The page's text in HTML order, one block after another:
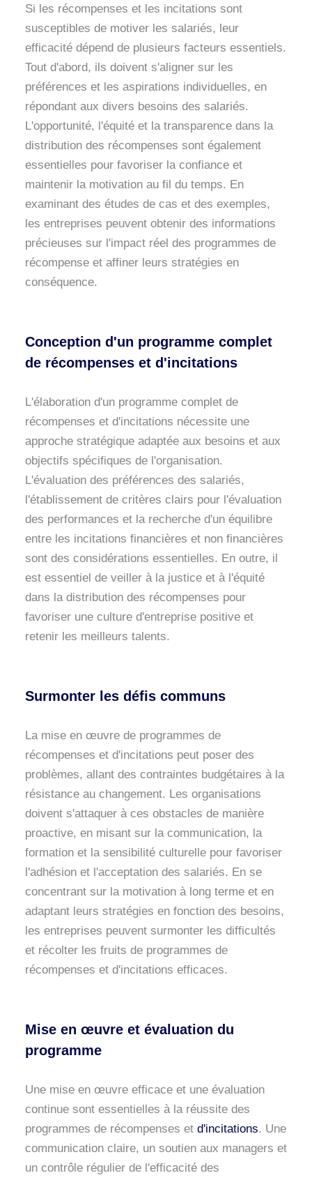
Si les récompenses et les incitations sont
susceptibles de motiver les salariés, leur
efficacité dépend de plusieurs facteurs essentiels.
Tout d'abord, ils doivent s'aligner sur les
préférences et les aspirations individuelles, en
répondant aux divers besoins des salariés.
L'opportunité, l'équité et la transparence dans la
distribution des récompenses sont également
essentielles pour favoriser la confiance et
maintenir la motivation au fil du temps. En
examinant des études de cas et des exemples,
les entreprises peuvent obtenir des informations
précieuses sur l'impact réel des programmes de
récompense et affiner leurs stratégies en
conséquence.
Conception d'un programme complet
de récompenses et d'incitations
L'élaboration d'un programme complet de
récompenses et d'incitations nécessite une
approche stratégique adaptée aux besoins et aux
objectifs spécifiques de l'organisation.
L'évaluation des préférences des salariés,
l'établissement de critères clairs pour l'évaluation
des performances et la recherche d'un équilibre
entre les incitations financières et non financières
sont des considérations essentielles. En outre, il
est essentiel de veiller à la justice et à l'équité
dans la distribution des récompenses pour
favoriser une culture d'entreprise positive et
retenir les meilleurs talents.
Surmonter les défis communs
La mise en œuvre de programmes de
récompenses et d'incitations peut poser des
problèmes, allant des contraintes budgétaires à la
résistance au changement. Les organisations
doivent s'attaquer à ces obstacles de manière
proactive, en misant sur la communication, la
formation et la sensibilité culturelle pour favoriser
l'adhésion et l'acceptation des salariés. En se
concentrant sur la motivation à long terme et en
adaptant leurs stratégies en fonction des besoins,
les entreprises peuvent surmonter les difficultés
et récolter les fruits de programmes de
récompenses et d'incitations efficaces.
Mise en œuvre et évaluation du
programme
Une mise en œuvre efficace et une évaluation
continue sont essentielles à la réussite des
programmes de récompenses et d'incitations. Une
communication claire, un soutien aux managers et
un contrôle régulier de l'efficacité des